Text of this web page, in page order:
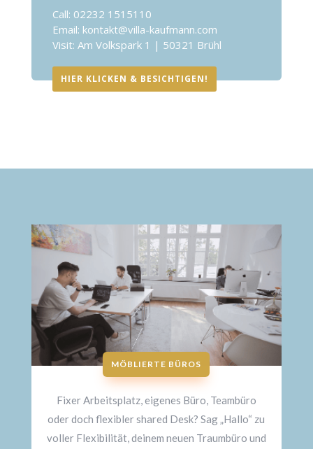
Call: 02232 1515110
Email: kontakt@villa-kaufmann.com
Visit: Am Volkspark 1 | 50321 Brühl
HIER KLICKEN & BESICHTIGEN!
MÖBLIERTE BÜROS
Fixer Arbeitsplatz, eigenes Büro, Teambüro
oder doch flexibler shared Desk? Sag „Hallo“ zu
voller Flexibilität, deinem neuen Traumbüro und